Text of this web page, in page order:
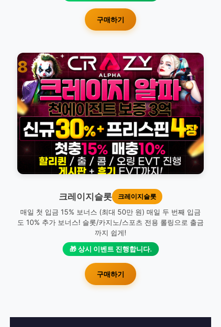
구매하기
8
크레이지슬롯 크레이지슬롯
매일 첫 입금 15% 보너스 (최대 50만 원) 매일 두 번째 입금
도 10% 추가 보너스! 슬롯/카지노/스포츠 전용 롤링으로 출금
까지 쉽게!
🎁 상시 이벤트 진행합니다.
구매하기